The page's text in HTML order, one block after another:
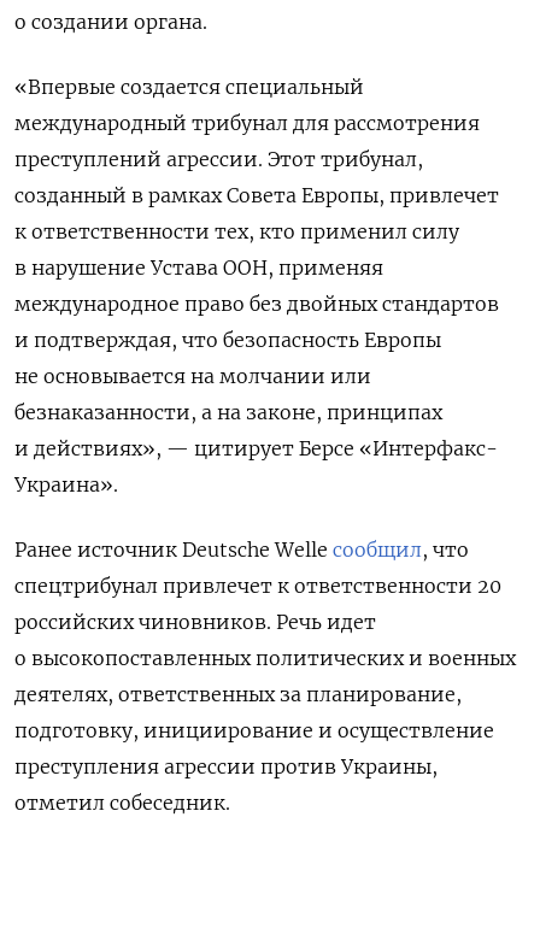
о создании органа.
«Впервые создается специальный
международный трибунал для рассмотрения
преступлений агрессии. Этот трибунал,
созданный в рамках Совета Европы, привлечет
к ответственности тех, кто применил силу
в нарушение Устава ООН, применяя
международное право без двойных стандартов
и подтверждая, что безопасность Европы
не основывается на молчании или
безнаказанности, а на законе, принципах
и действиях», — цитирует Берсе «Интерфакс-
Украина».
Ранее источник Deutsche Welle сообщил, что
спецтрибунал привлечет к ответственности 20
российских чиновников. Речь идет
о высокопоставленных политических и военных
деятелях, ответственных за планирование,
подготовку, инициирование и осуществление
преступления агрессии против Украины,
отметил собеседник.